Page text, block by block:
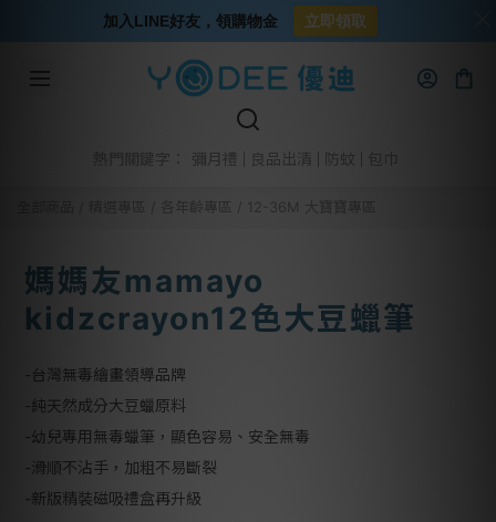
熱門關鍵字： 彌月禮 良品出清 防蚊
各年齡專區 12-36M 大寶寶專區
媽媽友mamayo
kidzcrayon12色大豆蠟筆
-台灣無毒繪畫領導品牌
-純天然成分大豆蠟原料
-幼兒專用無毒蠟筆，顯色容易、安全無毒
-滑順不沾手，加粗不易斷裂
-新版精裝磁吸禮盒再升級
加入LINE好友，領購物金 立即領取